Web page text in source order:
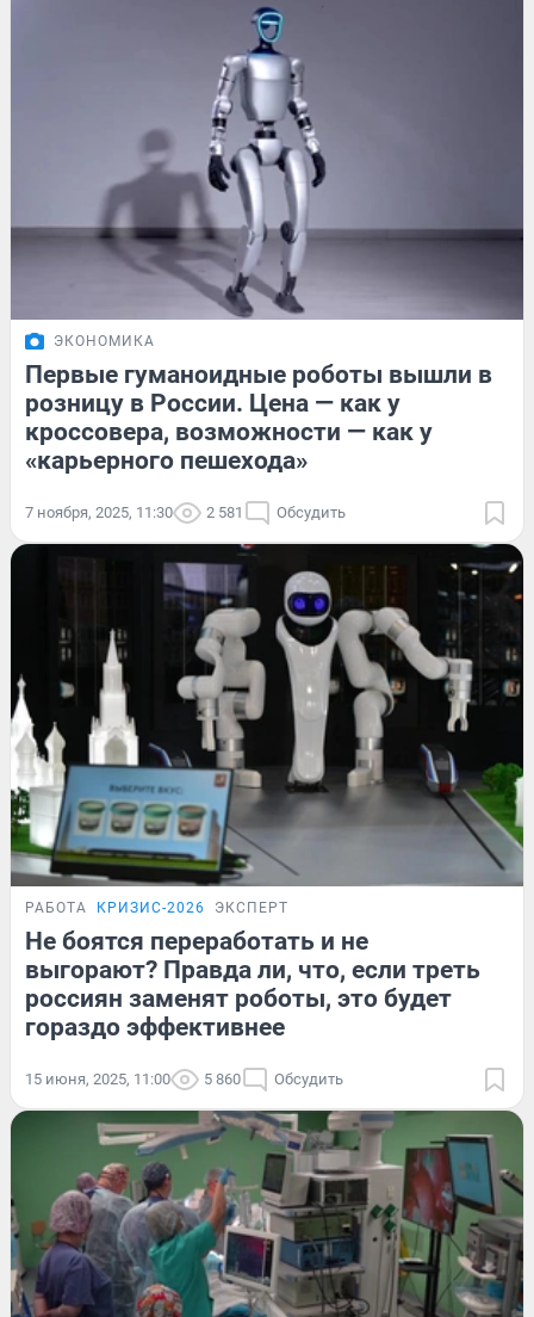
ЭКОНОМИКА
Первые гуманоидные роботы вышли в
розницу в России. Цена — как у
кроссовера, возможности — как у
«карьерного пешехода»
7 ноября, 2025, 11:30 2 581 Обсудить
РАБОТА КРИЗИС-2026 ЭКСПЕРТ
Не боятся переработать и не
выгорают? Правда ли, что, если треть
россиян заменят роботы, это будет
гораздо эффективнее
15 июня, 2025, 11:00 5 860 Обсудить